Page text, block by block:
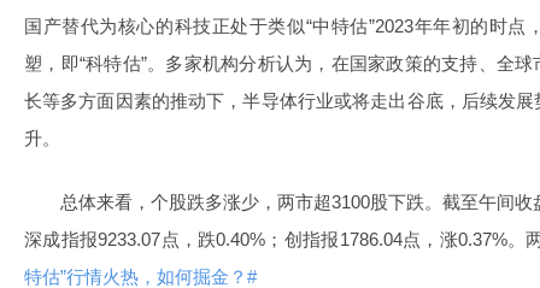
国产替代为核心的科技正处于类似“中特估”2023年年初的时
塑，即“科特估”。多家机构分析认为，在国家政策的支持、全
长等多方面因素的推动下，半导体行业或将走出谷底，后续发
升。
总体来看，个股跌多涨少，两市超3100股下跌。截至午间
深成指报9233.07点，跌0.40%；创指报1786.04点，涨0.37%。
特估”行情火热，如何掘金？#